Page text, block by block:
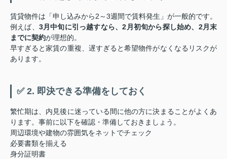
賃貸物件は「申し込みから2～3週間で賃料発生」が一般的です。
例えば、 3月中旬に引っ越すなら、2月初旬から探し始め、2月末
までに契約が理想的。
早すぎると家賃の重複、遅すぎると希望物件がなくなるリスクが
あります。
✅ 2. 即決できる準備をしておく
繁忙期は、内見後に迷っている間に他の方に決まることがよくあ
ります。事前に以下を確認・準備しておきましょう。
周辺環境や建物の雰囲気をネットでチェック
必要書類を揃える
身分証明書